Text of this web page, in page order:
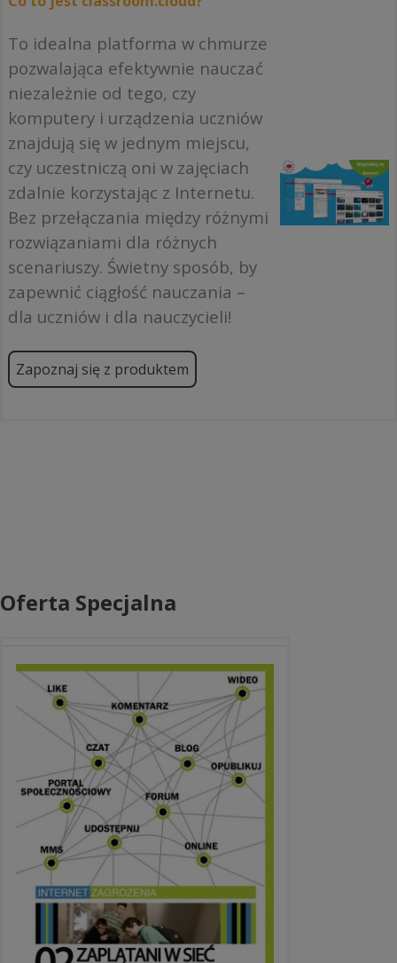
To idealna platforma w chmurze
pozwalająca efektywnie nauczać
niezależnie od tego, czy
komputery i urządzenia uczniów
znajdują się w jednym miejscu,
czy uczestniczą oni w zajęciach
zdalnie korzystając z Internetu.
Bez przełączania między różnymi
rozwiązaniami dla różnych
scenariuszy. Świetny sposób, by
zapewnić ciągłość nauczania –
dla uczniów i dla nauczycieli!
Zapoznaj się z produktem
Oferta Specjalna